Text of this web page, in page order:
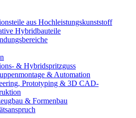
aus Hochleistungskunststoff
Hybridbauteile
& Hybridspritzguss
& Automation
Prototyping & 3D CAD-
& Formenbau